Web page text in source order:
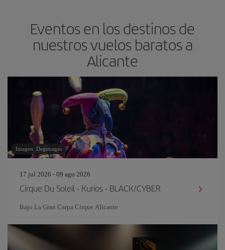
Eventos en los destinos de
nuestros vuelos baratos a
Alicante
Imagen: Degimages
17 jul 2026 - 09 ago 2026
Cirque Du Soleil - Kurios - BLACK/CYBER
Bajo La Gran Carpa Cirque Alicante